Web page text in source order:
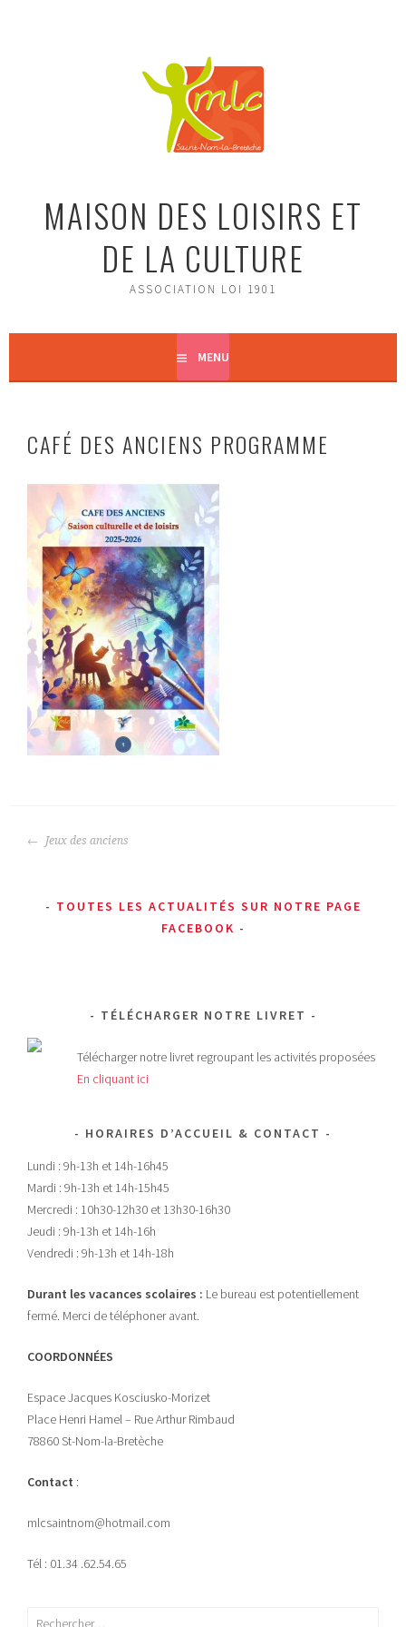
MAISON DES LOISIRS ET
DE LA CULTURE
ASSOCIATION LOI 1901
MENU
CAFÉ DES ANCIENS PROGRAMME
NAVIGATION
Jeux des anciens
TOUTES LES ACTUALITÉS SUR NOTRE PAGE
FACEBOOK
TÉLÉCHARGER NOTRE LIVRET
Télécharger notre livret regroupant les activités proposées
En cliquant ici
HORAIRES D’ACCUEIL & CONTACT
Lundi : 9h-13h et 14h-16h45
Mardi : 9h-13h et 14h-15h45
Mercredi : 10h30-12h30 et 13h30-16h30
Jeudi : 9h-13h et 14h-16h
Vendredi : 9h-13h et 14h-18h
Durant les vacances scolaires : Le bureau est potentiellement
fermé. Merci de téléphoner avant.
COORDONNÉES
Espace Jacques Kosciusko-Morizet
Place Henri Hamel – Rue Arthur Rimbaud
78860 St-Nom-la-Bretèche
Contact :
mlcsaintnom@hotmail.com
Tél : 01.34 .62.54.65
Rechercher :